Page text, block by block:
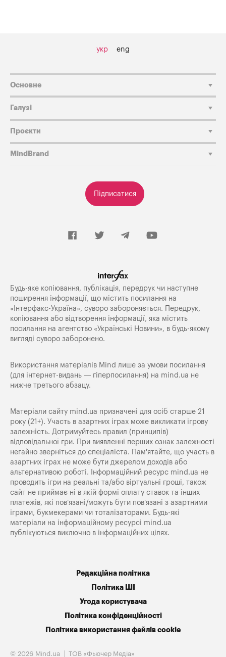
укр eng
Підписатися
Основне
Галузі
Проєкти
MindBrand
Будь-яке копiювання, публiкацiя, передрук чи наступне
поширення iнформацiї, що мiстить посилання на
«Iнтерфакс-Україна», суворо забороняється. Передрук,
копіювання або відтворення інформації, яка містить
посилання на агентство «Українські Новини», в будь-якому
вигляді суворо заборонено.
Використання матеріалів Mind лише за умови посилання
(для інтернет-видань — гіперпосилання) на mind.ua не
нижче третього абзацу.
Матеріали сайту mind.ua призначені для осіб старше 21
року (21+). Участь в азартних іграх може викликати ігрову
залежність. Дотримуйтесь правил (принципів)
відповідальної гри. При виявленні перших ознак залежності
негайно зверніться до спеціаліста. Пам'ятайте, що участь в
азартних іграх не може бути джерелом доходів або
альтернативою роботі. Інформаційний ресурс mind.ua не
проводить ігри на реальні та/або віртуальні гроші, також
сайт не приймає ні в якій формі оплату ставок та інших
платежів, які пов’язані/можуть бути пов’язані з азартними
іграми, букмекерами чи тоталізаторами. Будь-які
матеріали на інформаційному ресурсі mind.ua
публікуються виключно в інформаційних цілях.
Редакційна політика
Політика ШІ
Угода користувача
Політика конфіденційності
Політика використання файлів cookie
© 2026 Mind.ua ТОВ «Фьючер Медiа»